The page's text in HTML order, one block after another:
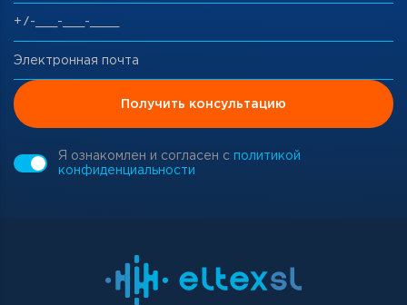
Электронная почта
Получить консультацию
Я ознакомлен и согласен с политикой
конфиденциальности